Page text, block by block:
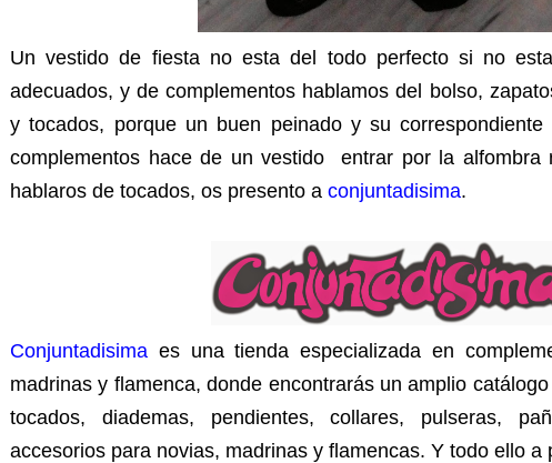
Un vestido de fiesta no esta del todo perfecto si no
adecuados, y de complementos hablamos del bolso,
y tocados, porque un buen peinado y su
complementos hace de un vestido entrar por la alfombra
hablaros de tocados, os presento a conjuntadisima.
Conjuntadisima es una tienda especializada en
madrinas y flamenca, donde encontrarás un amplio
tocados, diademas, pendientes, collares, pulseras,
accesorios para novias, madrinas y flamencas. Y todo ello a